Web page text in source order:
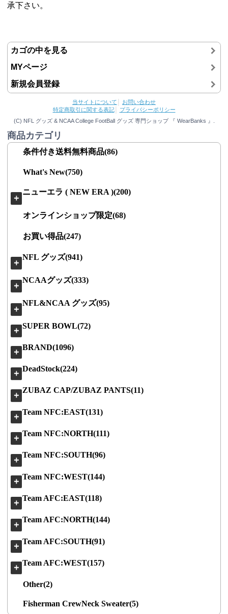
承下さい。
カゴの中を見る
MYページ
新規会員登録
当サイトについて
お問い合わせ
特定商取引に関する表記│
プライバシーポリシー
(C) NFL グッズ & NCAA College FootBall グッズ 専門ショップ 『 WearBanks 』.
商品カテゴリ
条件付き送料無料商品(86)
What's New(750)
＋
ニューエラ ( NEW ERA )(200)
オンラインショップ限定(68)
お買い得品(247)
＋
NFL グッズ(941)
＋
NCAAグッズ(333)
＋
NFL&NCAA グッズ(95)
＋
SUPER BOWL(72)
＋
BRAND(1096)
＋
DeadStock(224)
＋
ZUBAZ CAP/ZUBAZ PANTS(11)
＋
Team NFC:EAST(131)
＋
Team NFC:NORTH(111)
＋
Team NFC:SOUTH(96)
＋
Team NFC:WEST(144)
＋
Team AFC:EAST(118)
＋
Team AFC:NORTH(144)
＋
Team AFC:SOUTH(91)
＋
Team AFC:WEST(157)
Other(2)
Fisherman CrewNeck Sweater(5)